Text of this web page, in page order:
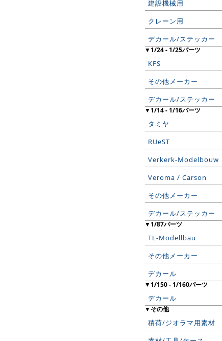
建設機械用
クレーン用
デカール/ステッカー
▼1/24 - 1/25パーツ
KFS
その他メーカー
デカール/ステッカー
▼1/14 - 1/16パーツ
タミヤ
RUeST
Verkerk-Modelbouw
Veroma / Carson
その他メーカー
デカール/ステッカー
▼1/87パーツ
TL-Modellbau
その他メーカー
デカール
▼1/150 - 1/160パーツ
デカール
▼その他
積荷/ジオラマ用素材